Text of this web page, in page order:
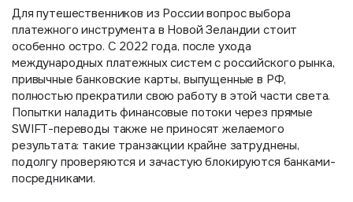
Для путешественников из России вопрос выбора
платежного инструмента в Новой Зеландии стоит
особенно остро. С 2022 года, после ухода
международных платежных систем с российского рынка,
привычные банковские карты, выпущенные в РФ,
полностью прекратили свою работу в этой части света.
Попытки наладить финансовые потоки через прямые
SWIFT-переводы также не приносят желаемого
результата: такие транзакции крайне затруднены,
подолгу проверяются и зачастую блокируются банками-
посредниками.